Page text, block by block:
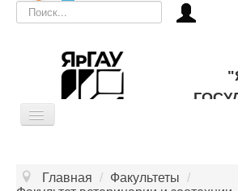
Искать...
Toggle
ЦЕЛЕВОЕ ОБУЧЕНИЕ
Главная / Факультеты /